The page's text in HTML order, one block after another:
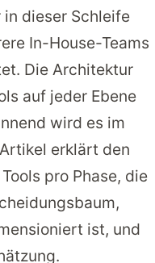
in dieser Schleife
In-House-Teams
Die Architektur
auf jeder Ebene
wird es im
erklärt den
pro Phase, die
ist, und